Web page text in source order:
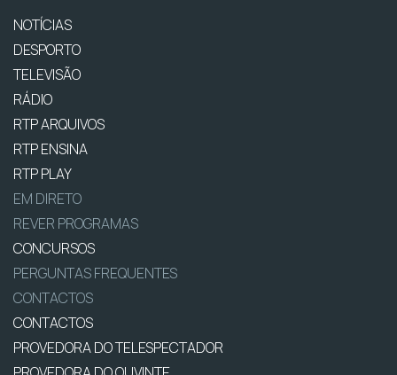
NOTÍCIAS
DESPORTO
TELEVISÃO
RÁDIO
RTP ARQUIVOS
RTP ENSINA
RTP PLAY
EM DIRETO
REVER PROGRAMAS
CONCURSOS
PERGUNTAS FREQUENTES
CONTACTOS
CONTACTOS
PROVEDORA DO TELESPECTADOR